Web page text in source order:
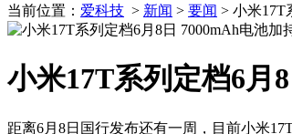
当前位置： 爱科技 > 新闻 > 要闻 > 小米17T
小米17T系列定档6月
距离6月8日国行发布还有一周，目前小米